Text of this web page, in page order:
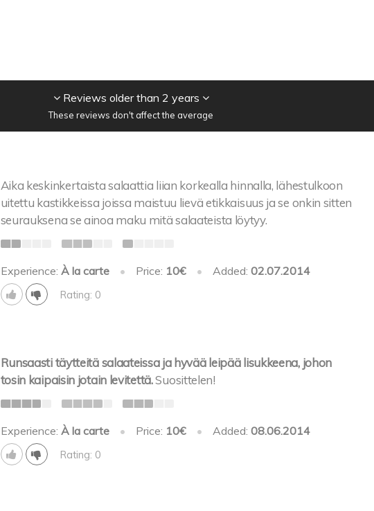
Reviews older than 2 years
These reviews don't affect the average
Aika keskinkertaista salaattia liian korkealla hinnalla, lähestulkoon
uitettu kastikkeissa joissa maistuu lievä etikkaisuus ja se onkin sitten
seurauksena se ainoa maku mitä salaateista löytyy.
Experience: À la carte • Price: 10€ • Added:02.07.2014
Rating: 0
Runsaasti täytteitä salaateissa ja hyvää leipää lisukkeena, johon
tosin kaipaisin jotain levitettä.Suosittelen!
Experience: À la carte • Price: 10€ • Added:08.06.2014
Rating: 0